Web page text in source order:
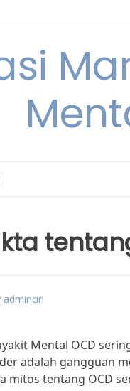
admincin
Mental OCD
adalah gangguan
mitos tentang OCD